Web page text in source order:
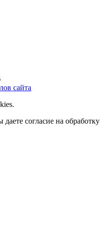
сайта
согласие на обработку